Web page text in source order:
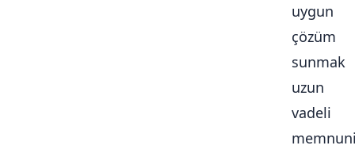
uygun
çözüm
sunmak
uzun
vadeli